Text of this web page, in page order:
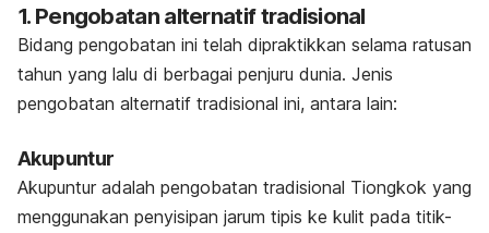
1. Pengobatan alternatif tradisional
Bidang pengobatan ini telah dipraktikkan selama ratusan
tahun yang lalu di berbagai penjuru dunia. Jenis
pengobatan alternatif tradisional ini, antara lain:
Akupuntur
Akupuntur adalah pengobatan tradisional Tiongkok yang
menggunakan penyisipan jarum tipis ke kulit pada titik-